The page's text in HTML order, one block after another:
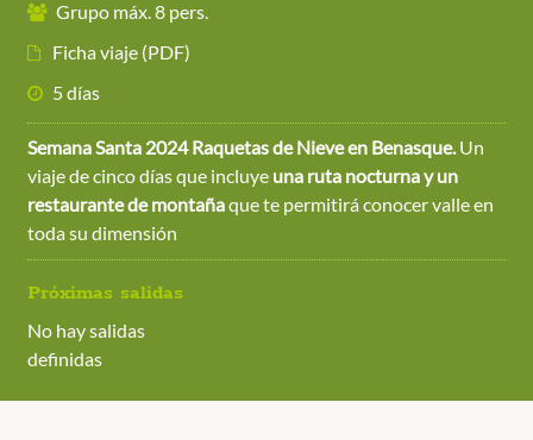
Grupo máx. 8 pers.
Ficha viaje (PDF)
5 días
Semana Santa 2024 Raquetas de Nieve en Benasque.Un
viaje de cinco días que incluye una ruta nocturna y un
restaurante de montañaque te permitirá conocer valle en
toda su dimensión
Próximas salidas
No hay salidas
definidas